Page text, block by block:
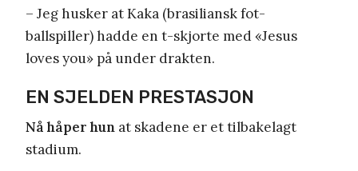
– Jeg husker at Kaka (brasiliansk fot-
ballspiller) hadde en t-skjorte med «Jesus
loves you» på under drakten.
EN SJELDEN PRESTASJON
Nå håper hun at skadene er et tilbakelagt
stadium.